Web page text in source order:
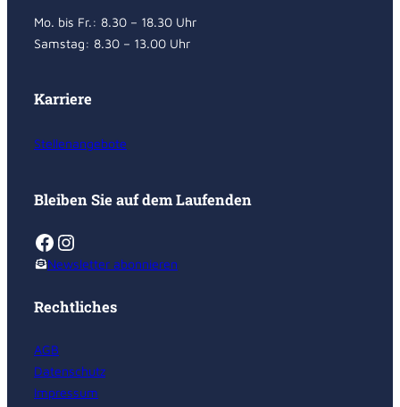
Mo. bis Fr.: 8.30 – 18.30 Uhr
Samstag: 8.30 – 13.00 Uhr
Karriere
Stellenangebote
Bleiben Sie auf dem Laufenden
Facebook
Instagram
Newsletter abonnieren
Rechtliches
AGB
Datenschutz
Impressum